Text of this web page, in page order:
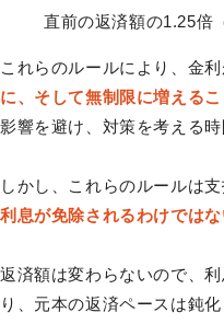
直前の返済額の1.25倍
これらのルールにより、金
に、そして無制限に増える
影響を避け、対策を考える
しかし、これらのルールは
利息が免除されるわけでは
返済額は変わらないので、
り、元本の返済ペースは鈍化